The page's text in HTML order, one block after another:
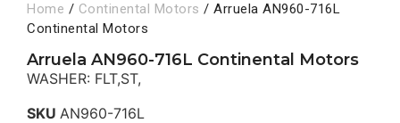
Home / Continental Motors / Arruela AN960-716L
Continental Motors
Arruela AN960-716L Continental Motors
WASHER: FLT,ST,
SKU AN960-716L